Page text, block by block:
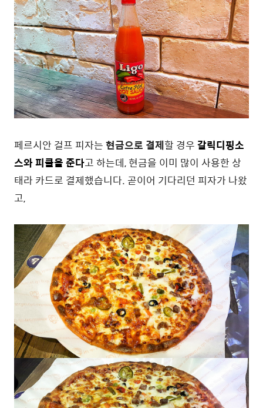
페르시안 걸프 피자는현금으로 결제할 경우갈릭디핑소
스와 피클을 준다고 하는데, 현금을 이미 많이 사용한 상
태라 카드로 결제했습니다. 곧이어 기다리던 피자가 나왔
고,